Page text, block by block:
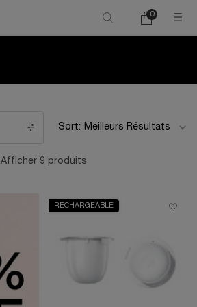
Mon
0
0 product in
Sort:
Afficher 9 produits
RECHARGEABLE